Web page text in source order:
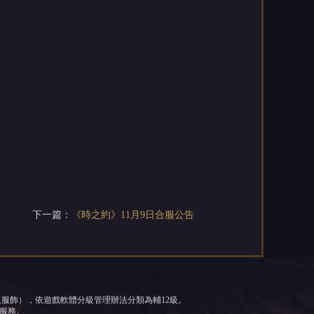
下一篇： 《時之約》11月9日合服公告
飾），依遊戲軟體分級管理辦法分類為輔12級。
務。